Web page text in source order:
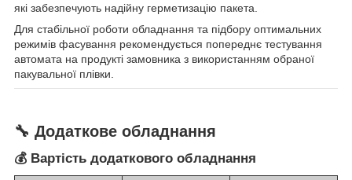
які забезпечують надійну герметизацію пакета.
Для стабільної роботи обладнання та підбору оптимальних
режимів фасування рекомендується попереднє тестування
автомата на продукті замовника з використанням обраної
пакувальної плівки.
🔧 Додаткове обладнання
💰 Вартість додаткового обладнання